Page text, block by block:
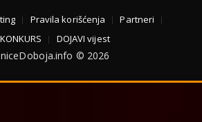
Pravila korišćenja
Partneri
DOJAVI vijest
© 2026